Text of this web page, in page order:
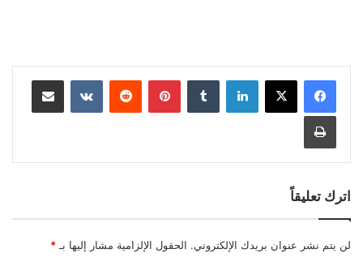
لينكدإن بينتيريست مشاركة عبر البريد
طباعة
اترك تعليقاً
لن يتم نشر عنوان بريدك الإلكتروني. الحقول الإلزامية مشار إليها بـ *